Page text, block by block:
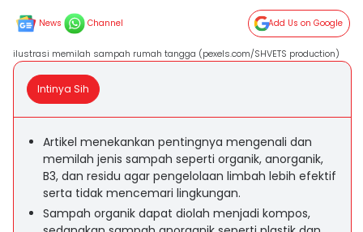
News Channel Add Us on Google
ilustrasi memilah sampah rumah tangga (pexels.com/SHVETS production)
Intinya Sih
Artikel menekankan pentingnya mengenali dan
memilah jenis sampah seperti organik, anorganik,
B3, dan residu agar pengelolaan limbah lebih efektif
serta tidak mencemari lingkungan.
Sampah organik dapat diolah menjadi kompos,